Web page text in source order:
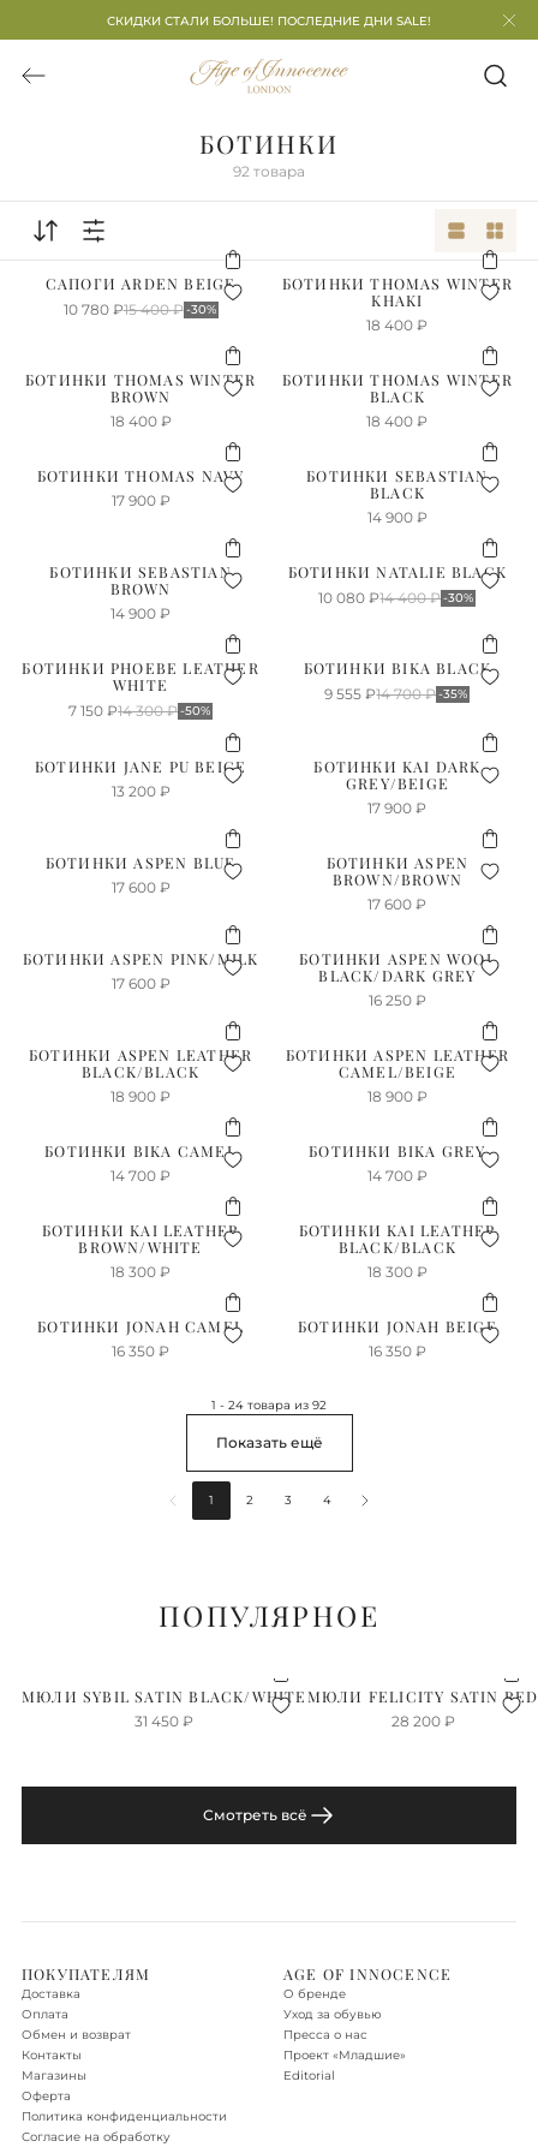
СКИДКИ СТАЛИ БОЛЬШЕ! ПОСЛЕДНИЕ ДНИ SALE!
БОТИНКИ
92 товара
САПОГИ ARDEN BEIGE
10 780 ₽15 400 ₽-30%
БОТИНКИ THOMAS WINTER
KHAKI
18 400 ₽
БОТИНКИ THOMAS WINTER
BROWN
18 400 ₽
БОТИНКИ THOMAS WINTER
BLACK
18 400 ₽
БОТИНКИ THOMAS NAVY
17 900 ₽
БОТИНКИ SEBASTIAN
BLACK
14 900 ₽
БОТИНКИ SEBASTIAN
BROWN
14 900 ₽
БОТИНКИ NATALIE BLACK
10 080 ₽14 400 ₽-30%
БОТИНКИ PHOEBE LEATHER
WHITE
7 150 ₽14 300 ₽-50%
БОТИНКИ BIKA BLACK
9 555 ₽14 700 ₽-35%
БОТИНКИ JANE PU BEIGE
13 200 ₽
БОТИНКИ KAI DARK
GREY/BEIGE
17 900 ₽
БОТИНКИ ASPEN BLUE
17 600 ₽
БОТИНКИ ASPEN
BROWN/BROWN
17 600 ₽
БОТИНКИ ASPEN PINK/MILK
17 600 ₽
БОТИНКИ ASPEN WOOL
BLACK/DARK GREY
16 250 ₽
БОТИНКИ ASPEN LEATHER
BLACK/BLACK
18 900 ₽
БОТИНКИ ASPEN LEATHER
CAMEL/BEIGE
18 900 ₽
БОТИНКИ BIKA CAMEL
14 700 ₽
БОТИНКИ BIKA GREY
14 700 ₽
БОТИНКИ KAI LEATHER
BROWN/WHITE
18 300 ₽
БОТИНКИ KAI LEATHER
BLACK/BLACK
18 300 ₽
БОТИНКИ JONAH CAMEL
16 350 ₽
БОТИНКИ JONAH BEIGE
16 350 ₽
1 - 24 товара из 92
Показать ещё
1 2 3 4
ПОПУЛЯРНОЕ
МЮЛИ SYBIL SATIN BLACK/WHITE
31 450 ₽
МЮЛИ FELICITY SATIN RED
28 200 ₽
Смотреть всё
ПОКУПАТЕЛЯМ
Доставка
Оплата
Обмен и возврат
Контакты
Магазины
Оферта
Политика конфиденциальности
Согласие на обработку
AGE OF INNOCENCE
О бренде
Уход за обувью
Пресса о нас
Проект «‎Младшие»
Editorial